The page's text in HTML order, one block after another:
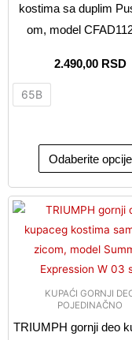
kostima sa duplim
om, model
2.490,00 RSD
65B
Odaberite opcije
KUPAĆI GORNJI
POJEDINAČNO
TRIUMPH gornji deo